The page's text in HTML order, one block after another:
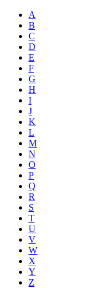
A
B
C
D
E
F
G
H
I
J
K
L
M
N
O
P
Q
R
S
T
U
V
W
X
Y
Z